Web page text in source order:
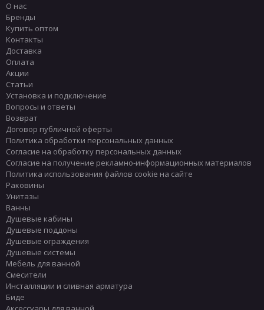
О нас
Бренды
Купить оптом
Контакты
Доставка
Оплата
Акции
Статьи
Установка и подключение
Вопросы и ответы
Возврат
Договор публичной оферты
Политика обработки персональных данных
Согласие на обработку персональных данных
Согласие на получение рекламно-информационных материалов
Политика использования файлов cookie на сайте
Раковины
Унитазы
Ванны
Душевые кабины
Душевые поддоны
Душевые ограждения
Душевые системы
Мебель для ванной
Смесители
Инсталляции и сливная арматура
Биде